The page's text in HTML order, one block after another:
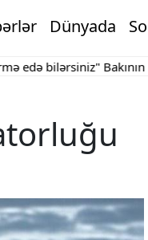
Dünyada
bilərsiniz"Bakının